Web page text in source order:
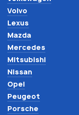
Lexus
Mazda
Mercedes
Mitsubishi
Nissan
Opel
Peugeot
Porsche
Volvo